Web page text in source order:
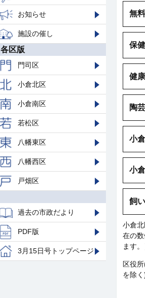
お知らせ
施設の催し
各区版
門司区
小倉北区
小倉南区
若松区
八幡東区
八幡西区
戸畑区
過去の市政だより
PDF版
3月15日号トップページ
無
保
健
陶
小
小
飼
小倉
在の
ます。
区役
を除